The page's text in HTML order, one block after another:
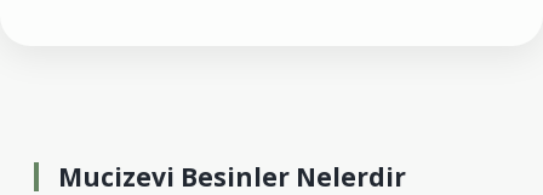
Mucizevi Besinler Nelerdir